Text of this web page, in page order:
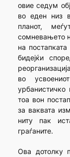
овие седум
во еден низ
планот,
сомневањето
на
бидејќи
во
тоа вон
за ваквата
ниту пак
граѓаните.
Ова дотолку